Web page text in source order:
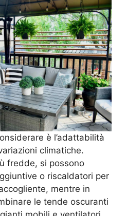
è l’adattabilità
climatiche.
fredde, si possono
o riscaldatori per
mentre in
le tende oscuranti